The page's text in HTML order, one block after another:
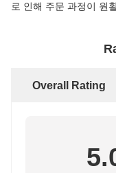
로 인해 주문 과정이 원
Overall Rating